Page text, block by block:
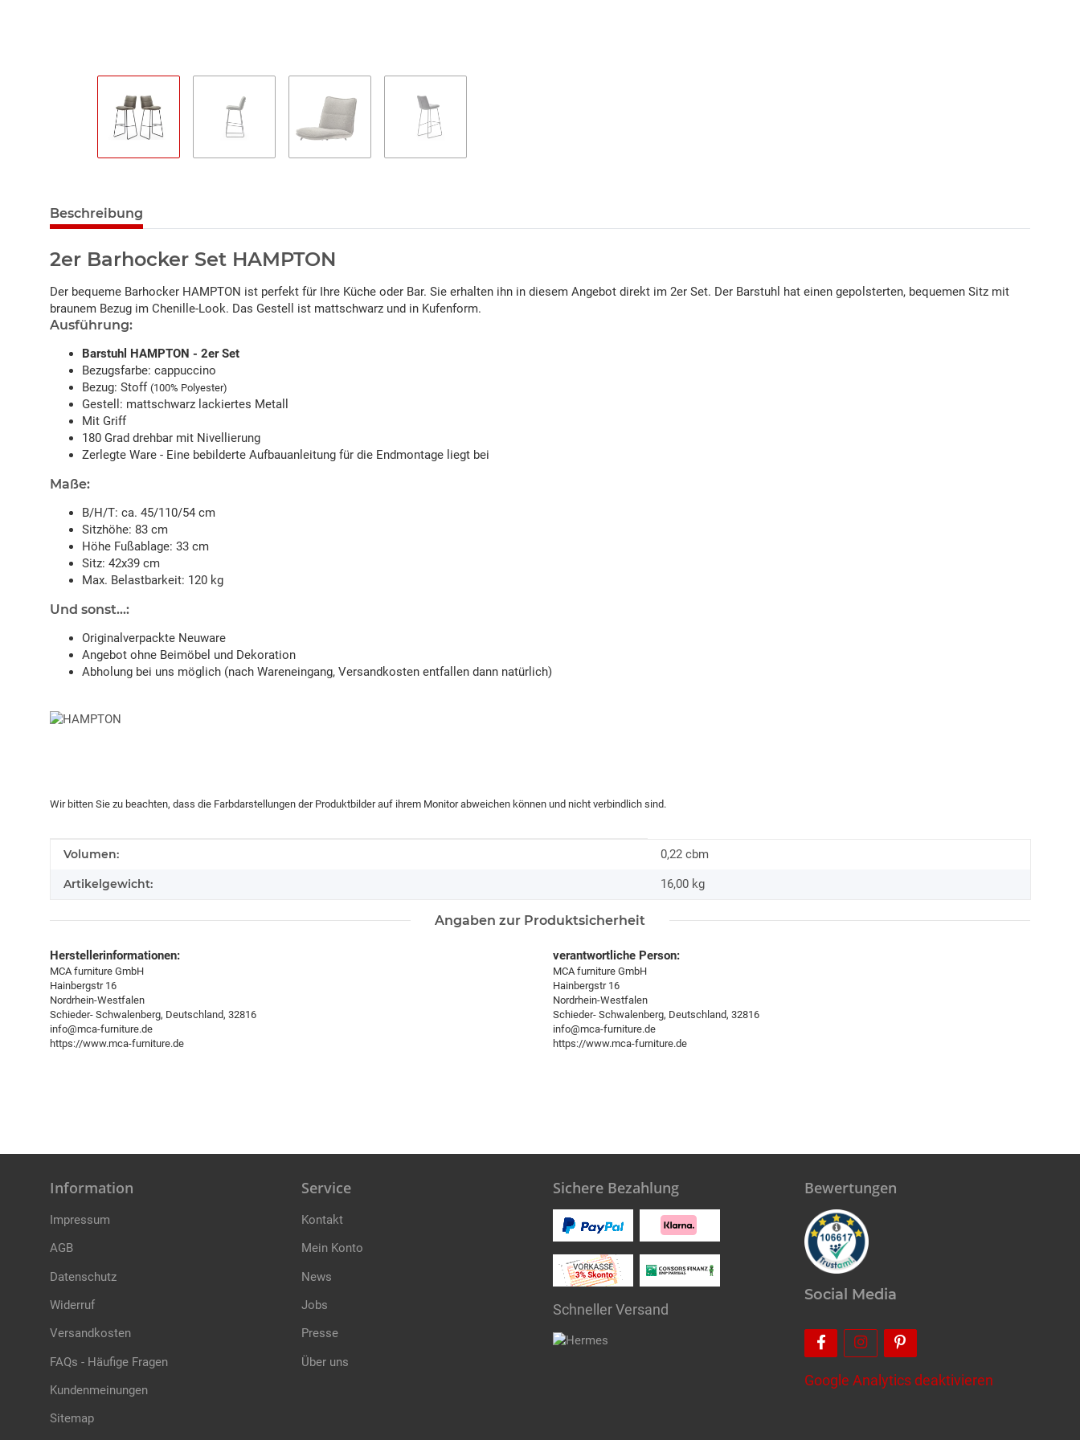
Beschreibung
2er Barhocker Set HAMPTON
Der bequeme Barhocker HAMPTON ist perfekt für Ihre Küche oder Bar. Sie erhalten ihn in diesem Angebot direkt im 2er Set. Der Barstuhl hat einen gepolsterten, bequemen Sitz mit
braunem Bezug im Chenille-Look. Das Gestell ist mattschwarz und in Kufenform.
Ausführung:
Barstuhl HAMPTON - 2er Set
Bezugsfarbe: cappuccino
Bezug: Stoff (100% Polyester)
Gestell: mattschwarz lackiertes Metall
Mit Griff
180 Grad drehbar mit Nivellierung
Zerlegte Ware - Eine bebilderte Aufbauanleitung für die Endmontage liegt bei
Maße:
B/H/T: ca. 45/110/54 cm
Sitzhöhe: 83 cm
Höhe Fußablage: 33 cm
Sitz: 42x39 cm
Max. Belastbarkeit: 120 kg
Und sonst...:
Originalverpackte Neuware
Angebot ohne Beimöbel und Dekoration
Abholung bei uns möglich (nach Wareneingang, Versandkosten entfallen dann natürlich)
Wir bitten Sie zu beachten, dass die Farbdarstellungen der Produktbilder auf ihrem Monitor abweichen können und nicht verbindlich sind.
Produkteigenschaft
Wert
Volumen: 0,22 cbm
Artikelgewicht: 16,00 kg
Angaben zur Produktsicherheit
Herstellerinformationen:
MCA furniture GmbH
Hainbergstr 16
Nordrhein-Westfalen
Schieder- Schwalenberg, Deutschland, 32816
info@mca-furniture.de
https://www.mca-furniture.de
verantwortliche Person:
MCA furniture GmbH
Hainbergstr 16
Nordrhein-Westfalen
Schieder- Schwalenberg, Deutschland, 32816
info@mca-furniture.de
https://www.mca-furniture.de
Information
Impressum
AGB
Datenschutz
Widerruf
Versandkosten
FAQs - Häufige Fragen
Kundenmeinungen
Sitemap
Service
Kontakt
Mein Konto
News
Jobs
Presse
Über uns
Sichere Bezahlung
Schneller Versand
Bewertungen
Social Media
Google Analytics deaktivieren